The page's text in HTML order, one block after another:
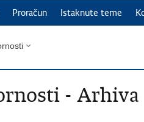
Proračun Istaknute teme
- Arhiva